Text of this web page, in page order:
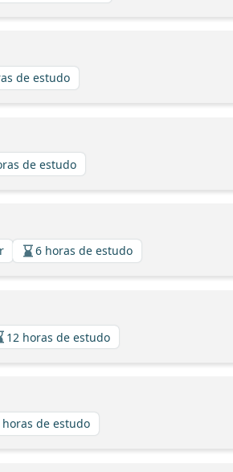
de estudo
de estudo
6 horas de estudo
12 horas de estudo
horas de estudo